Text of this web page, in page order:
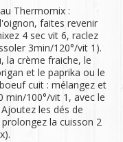
Thermomix :
faites revenir
4 sec vit 6, raclez
3min/120°/vit 1).
la crème fraiche, le
et le paprika ou le
cuit : mélangez et
100°/vit 1, avec le
les dés de
la cuisson 2